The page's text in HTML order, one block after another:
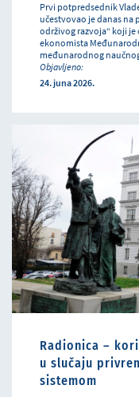
Prvi potpredsednik
učestvovao je danas
održivog razvoja“ koji je
ekonomista
međunarodnog
Objavljeno:
24. juna 2026.
Radionica –
u slučaju
sistemom